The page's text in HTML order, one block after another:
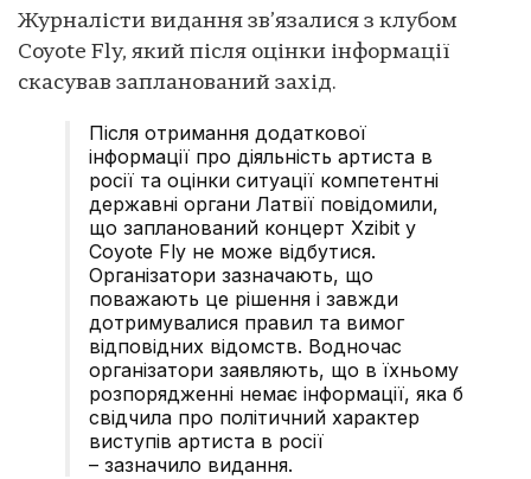
Журналісти видання зв’язалися з клубом
Coyote Fly, який після оцінки інформації
скасував запланований захід.
Після отримання додаткової
інформації про діяльність артиста в
росії та оцінки ситуації компетентні
державні органи Латвії повідомили,
що запланований концерт Xzibit у
Coyote Fly не може відбутися.
Організатори зазначають, що
поважають це рішення і завжди
дотримувалися правил та вимог
відповідних відомств. Водночас
організатори заявляють, що в їхньому
розпорядженні немає інформації, яка б
свідчила про політичний характер
виступів артиста в росії
– зазначило видання.